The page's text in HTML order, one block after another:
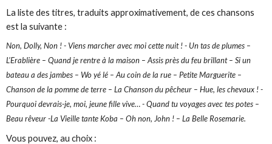
La liste des titres, traduits approximativement, de ces chansons
est la suivante :
Non, Dolly, Non ! - Viens marcher avec moi cette nuit ! - Un tas de plumes –
L’Erablière – Quand je rentre à la maison – Assis près du feu brillant – Si un
bateau a des jambes – Wo yé lé – Au coin de la rue – Petite Marguerite –
Chanson de la pomme de terre – La Chanson du pêcheur – Hue, les chevaux ! -
Pourquoi devrais-je, moi, jeune fille vive… - Quand tu voyages avec tes potes –
Beau rêveur -La Vieille tante Koba – Oh non, John ! – La Belle Rosemarie.
Vous pouvez, au choix :